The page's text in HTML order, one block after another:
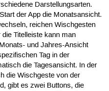
Darstellungsarten.
der App die Monatsansicht.
reichen Wischgesten
Titelleiste kann man
und Jahres-Ansicht
Tag in der
die Tagesansicht. In der
die Wischgeste von der
gibt es zwei Buttons, die